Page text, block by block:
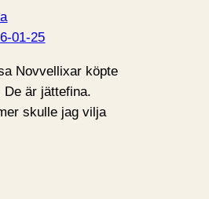
01-25
Novvellixar köpte
De är jättefina.
skulle jag vilja